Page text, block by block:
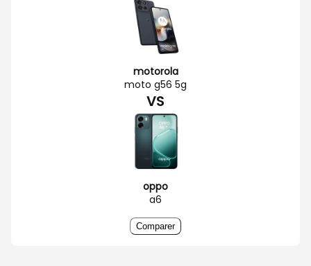
motorola
moto g56 5g
VS
oppo
a6
Comparer